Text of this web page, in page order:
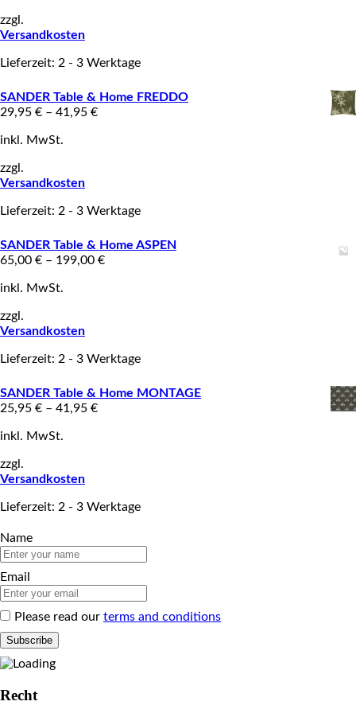
zzgl.
Versandkosten
Lieferzeit: 2 - 3 Werktage
SANDER Table & Home FREDDO
29,95 € – 41,95 €
inkl. MwSt.
zzgl.
Versandkosten
Lieferzeit: 2 - 3 Werktage
SANDER Table & Home ASPEN
65,00 € – 199,00 €
inkl. MwSt.
zzgl.
Versandkosten
Lieferzeit: 2 - 3 Werktage
SANDER Table & Home MONTAGE
25,95 € – 41,95 €
inkl. MwSt.
zzgl.
Versandkosten
Lieferzeit: 2 - 3 Werktage
Name
Email
Please read our terms and conditions
Recht